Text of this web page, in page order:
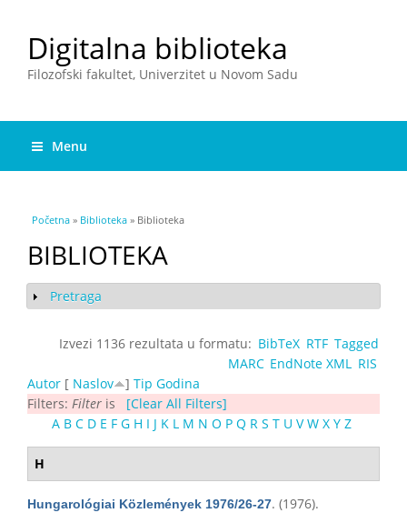
Digitalna biblioteka
Filozofski fakultet, Univerzitet u Novom Sadu
Menu
You are here
Početna » Biblioteka » Biblioteka
BIBLIOTEKA
Show
Pretraga
Izvezi 1136 rezultata u formatu: BibTeX RTF Tagged
MARC EndNote XML
RIS
Autor [ Naslov ] Tip Godina
Filters: Filter is
[Clear All Filters]
A B C D E F G H I J K L M N O P Q R S T U V W X Y Z
H
Hungarológiai Közlemények 1976/26-27. (1976).